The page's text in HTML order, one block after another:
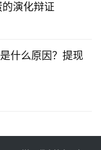
演化辩证
什么原因？提现